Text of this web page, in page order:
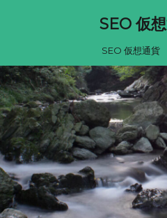
SEO 仮
SEO 仮想通貨